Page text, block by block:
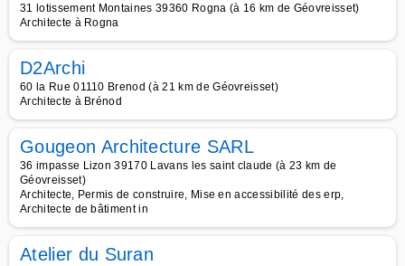
31 lotissement Montaines 39360 Rogna (à 16 km de Géovreisset)
Architecte à Rogna
D2Archi
60 la Rue 01110 Brenod (à 21 km de Géovreisset)
Architecte à Brénod
Gougeon Architecture SARL
36 impasse Lizon 39170 Lavans les saint claude (à 23 km de
Géovreisset)
Architecte, Permis de construire, Mise en accessibilité des erp,
Architecte de bâtiment in
Atelier du Suran